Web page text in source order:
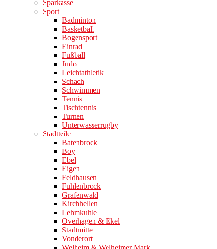
Sparkasse
Sport
Badminton
Basketball
Bogensport
Einrad
Fußball
Judo
Leichtathletik
Schach
Schwimmen
Tennis
Tischtennis
Turnen
Unterwasserrugby
Stadtteile
Batenbrock
Boy
Ebel
Eigen
Feldhausen
Fuhlenbrock
Grafenwald
Kirchhellen
Lehmkuhle
Overhagen & Ekel
Stadtmitte
Vonderort
Welheim & Welheimer Mark